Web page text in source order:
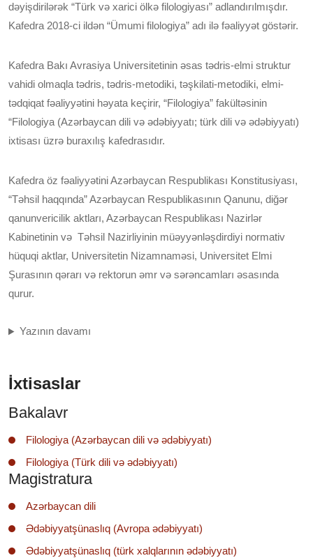
dəyişdirilərək “Türk və xarici ölkə filologiyası” adlandırılmışdır.
Kafedra 2018-ci ildən “Ümumi filologiya” adı ilə fəaliyyət göstərir.
Kafedra Bakı Avrasiya Universitetinin əsas tədris-elmi struktur
vahidi olmaqla tədris, tədris-metodiki, təşkilati-metodiki, elmi-
tədqiqat fəaliyyətini həyata keçirir, “Filologiya” fakültəsinin
“Filologiya (Azərbaycan dili və ədəbiyyatı; türk dili və ədəbiyyatı)
ixtisası üzrə buraxılış kafedrasıdır.
Kafedra öz fəaliyyətini Azərbaycan Respublikası Konstitusiyası,
“Təhsil haqqında” Azərbaycan Respublikasının Qanunu, diğər
qanunvericilik aktları, Azərbaycan Respublikası Nazirlər
Kabinetinin və Təhsil Nazirliyinin müəyyənləşdirdiyi normativ
hüquqi aktlar, Universitetin Nizamnaməsi, Universitet Elmi
Şurasının qərarı və rektorun əmr və sərəncamları əsasında
qurur.
Yazının davamı
İxtisaslar
Bakalavr
Filologiya (Azərbaycan dili və ədəbiyyatı)
Filologiya (Türk dili və ədəbiyyatı)
Magistratura
Azərbaycan dili
Ədəbiyyatşünaslıq (Avropa ədəbiyyatı)
Ədəbiyyatşünaslıq (türk xalqlarının ədəbiyyatı)